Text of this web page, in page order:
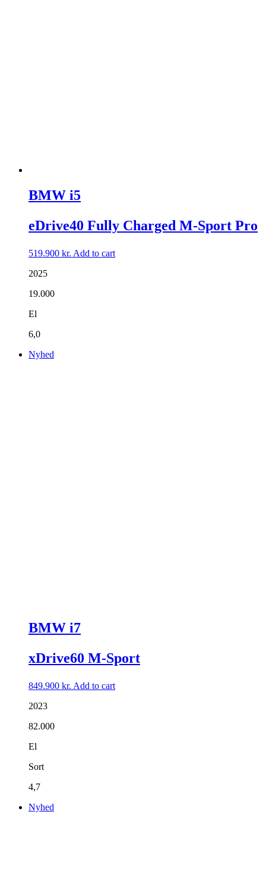
BMW i5
eDrive40 Fully Charged M-Sport Pro
519.900 kr. Add to cart
2025
19.000
El
6,0
Nyhed
BMW i7
xDrive60 M-Sport
849.900 kr. Add to cart
2023
82.000
El
Sort
4,7
Nyhed